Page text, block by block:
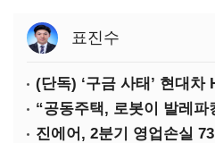
표진수
진에어, 2분기 영업손실